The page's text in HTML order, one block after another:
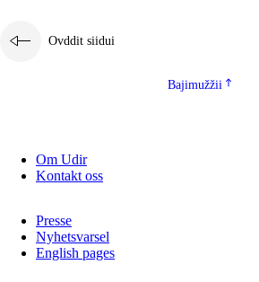
Ovddit siidui
Bajimužžii
Om Udir
Kontakt oss
Presse
Nyhetsvarsel
English pages